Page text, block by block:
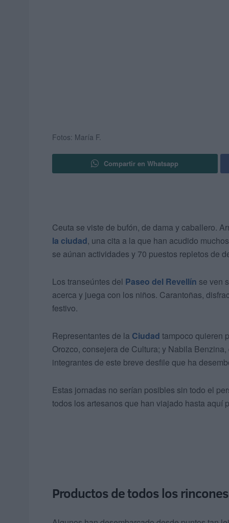
Fotos: María F.
Compartir en Whatsapp
Ceuta se viste de bufón, de dama y caballero.
la ciudad, una cita a la que han acudido
se aúnan actividades y 70 puestos repletos de
Los transeúntes del Paseo del Revellín se ven
acerca y juega con los niños. Carantoñas,
festivo.
Representantes de la Ciudad tampoco quieren
Orozco, consejera de Cultura; y Nabila
integrantes de este breve desfile que ha
Estas jornadas no serían posibles sin todo el
todos los artesanos que han viajado hasta aquí
Productos de todos los rincones